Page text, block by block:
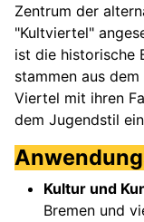
Zentrum der
"Kultviertel"
ist die historische
stammen aus
Viertel mit ihren
dem Jugendstil
Kultur und
Bremen und